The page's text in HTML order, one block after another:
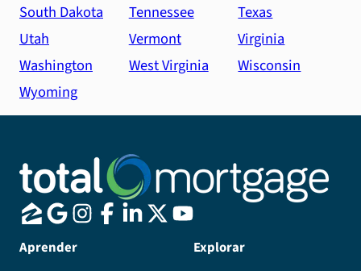
South Dakota
Tennessee
Texas
Utah
Vermont
Virginia
Washington
West Virginia
Wisconsin
Wyoming
Aprender Explorar